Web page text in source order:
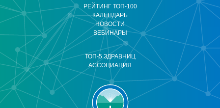
РЕЙТИНГ ТОП-100
КАЛЕНДАРЬ
НОВОСТИ
ВЕБИНАРЫ
ТОП-5 ЗДРАВНИЦ
АССОЦИАЦИЯ